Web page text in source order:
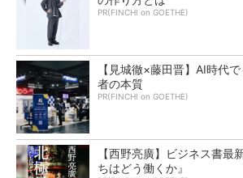
PR(FINCHI on GOETHE)
【見城徹×藤田晋】AI時代
者の本質
PR(FINCHI on GOETHE)
【西野亮廣】ビジネス書
ちはどう働くか』